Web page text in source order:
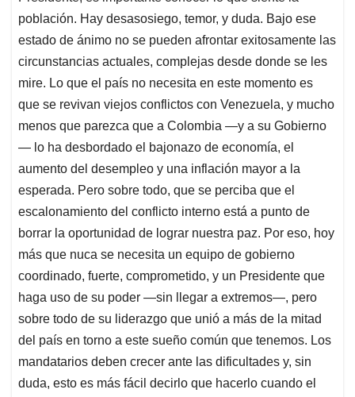
población. Hay desasosiego, temor, y duda. Bajo ese
estado de ánimo no se pueden afrontar exitosamente las
circunstancias actuales, complejas desde donde se les
mire. Lo que el país no necesita en este momento es
que se revivan viejos conflictos con Venezuela, y mucho
menos que parezca que a Colombia —y a su Gobierno
— lo ha desbordado el bajonazo de economía, el
aumento del desempleo y una inflación mayor a la
esperada. Pero sobre todo, que se perciba que el
escalonamiento del conflicto interno está a punto de
borrar la oportunidad de lograr nuestra paz. Por eso, hoy
más que nuca se necesita un equipo de gobierno
coordinado, fuerte, comprometido, y un Presidente que
haga uso de su poder —sin llegar a extremos—, pero
sobre todo de su liderazgo que unió a más de la mitad
del país en torno a este sueño común que tenemos. Los
mandatarios deben crecer ante las dificultades y, sin
duda, esto es más fácil decirlo que hacerlo cuando el